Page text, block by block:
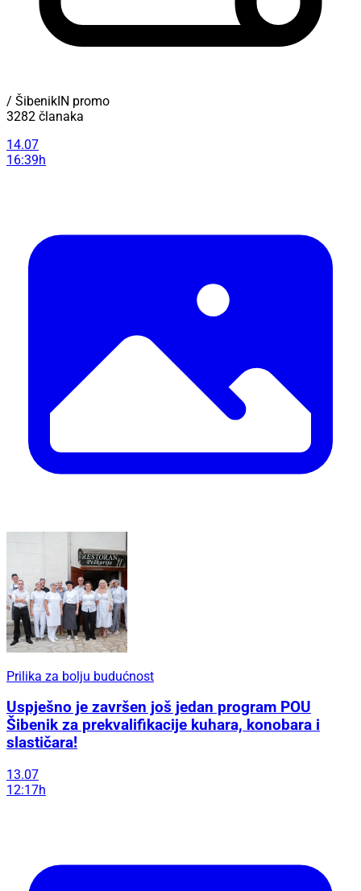
/ ŠibenikIN promo
3282 članaka
14.07
16:39h
Prilika za bolju budućnost
Uspješno je završen još jedan program POU
Šibenik za prekvalifikacije kuhara, konobara i
slastičara!
13.07
12:17h